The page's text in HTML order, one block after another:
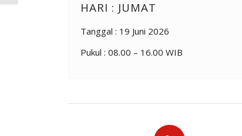
HARI : JUMAT
Tanggal : 19 Juni 2026
Pukul : 08.00 – 16.00 WIB